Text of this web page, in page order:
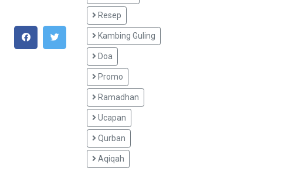
Resep
Kambing Guling
Doa
Promo
Ramadhan
Ucapan
Qurban
Aqiqah